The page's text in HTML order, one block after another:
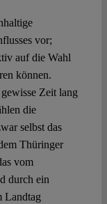
vor;
auf die Wahl
können.
Zeit lang
die
selbst das
Thüringer
vom
durch ein
Landtag